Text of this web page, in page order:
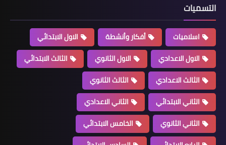
التسميات
اسلاميات أفكار وأنشطة
الاول الابتدائي
الاول الاعدادي
الاول الثانوي
الثالث الابتدائي
الثالث الاعدادي
الثالث الثانوي
الثاني الابتدائي
الثاني الاعدادي
الثاني الثانوي
الخامس الابتدائي